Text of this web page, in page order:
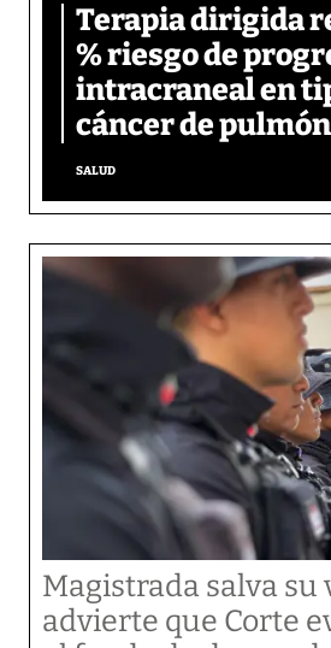
Terapia dirigida
% riesgo de
intracraneal en
cáncer de pulmón
SALUD
Magistrada salva su
advierte que Corte